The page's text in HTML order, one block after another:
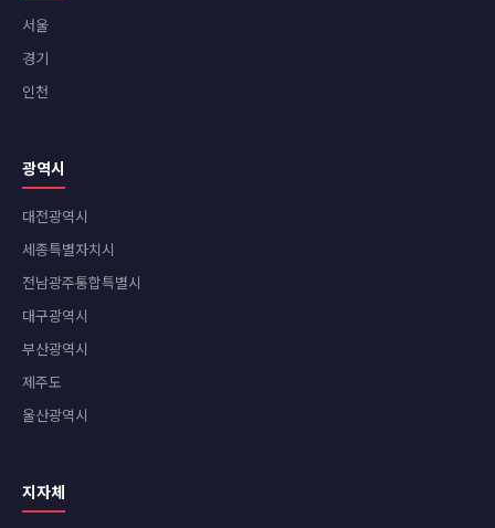
서울
경기
인천
광역시
대전광역시
세종특별자치시
전남광주통합특별시
대구광역시
부산광역시
제주도
울산광역시
지자체